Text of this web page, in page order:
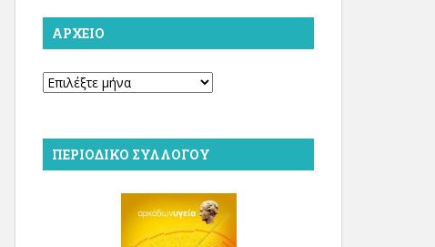
ΑΡΧΕΊΟ
Αρχείο
ΠΕΡΙΟΔΙΚΌ ΣΥΛΛΌΓΟΥ